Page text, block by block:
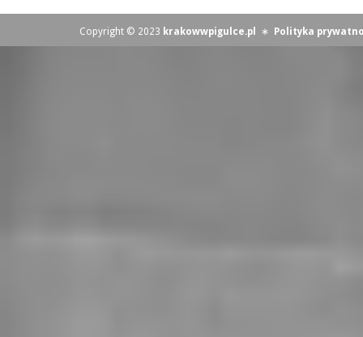
Copyright © 2023 krakowwpigulce.pl ∗ Polityka